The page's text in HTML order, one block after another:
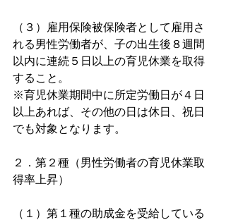
（３）雇用保険被保険者として雇用さ
れる男性労働者が、子の出生後８週間
以内に連続５日以上の育児休業を取得
すること。
※育児休業期間中に所定労働日が４日
以上あれば、その他の日は休日、祝日
でも対象となります。
２．第２種（男性労働者の育児休業取
得率上昇）
（１）第１種の助成金を受給している